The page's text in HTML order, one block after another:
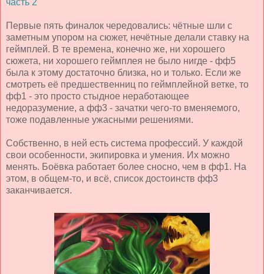
часть 2
Первые пять финалок чередовались: чётные шли с
заметным упором на сюжет, нечётные делали ставку на
геймплей. В те времена, конечно же, ни хорошего
сюжета, ни хорошего геймплея не было нигде - фф5
была к этому достаточно близка, но и только. Если же
смотреть её предшественниц по геймплейной ветке, то
фф1 - это просто стыдное неработающее
недоразумение, а фф3 - зачатки чего-то вменяемого,
тоже подавленные ужасными решениями.
Собственно, в ней есть система профессий. У каждой
свои особенности, экипировка и умения. Их можно
менять. Боёвка работает более сносно, чем в фф1. На
этом, в общем-то, и всё, список достоинств фф3
заканчивается.